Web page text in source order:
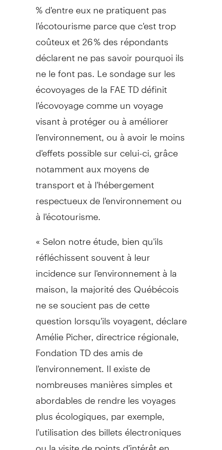
% d'entre eux ne pratiquent pas
l'écotourisme parce que c'est trop
coûteux et 26 % des répondants
déclarent ne pas savoir pourquoi ils
ne le font pas. Le sondage sur les
écovoyages de la FAE TD définit
l'écovoyage comme un voyage
visant à protéger ou à améliorer
l'environnement, ou à avoir le moins
d'effets possible sur celui-ci, grâce
notamment aux moyens de
transport et à l'hébergement
respectueux de l'environnement ou
à l'écotourisme.
« Selon notre étude, bien qu'ils
réfléchissent souvent à leur
incidence sur l'environnement à la
maison, la majorité des Québécois
ne se soucient pas de cette
question lorsqu'ils voyagent, déclare
Amélie Picher, directrice régionale,
Fondation TD des amis de
l'environnement. Il existe de
nombreuses manières simples et
abordables de rendre les voyages
plus écologiques, par exemple,
l'utilisation des billets électroniques
ou la visite de points d'intérêt en